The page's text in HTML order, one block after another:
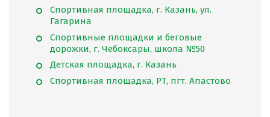
Спортивная площадка, г. Казань, ул.
Гагарина
Спортивные площадки и беговые
дорожки, г. Чебоксары, школа №50
Детская площадка, г. Казань
Спортивная площадка, РТ, пгт. Апастово